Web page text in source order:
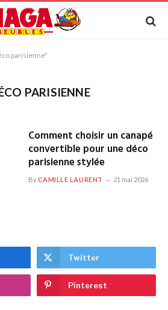
parisienne"
PARISIENNE
Comment choisir un canapé
convertible pour une déco
parisienne stylée
ByCAMILLE LAURENT 21 mai 2026
Twitter
Pinterest